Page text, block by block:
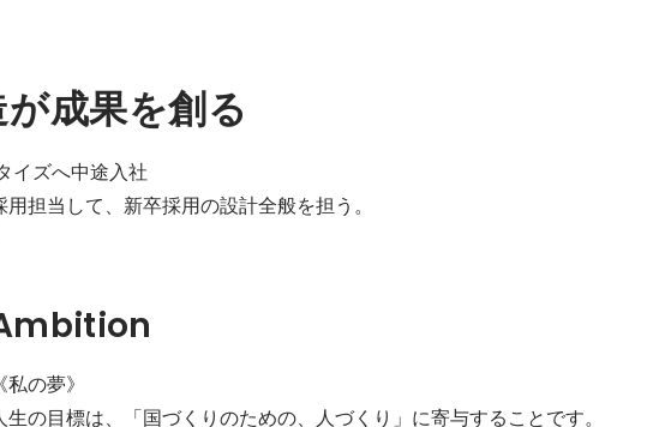
成果を創る
イズへ中途入社
用担当して、新卒採用の設計全般を担う。
《私の夢》
生の目標は、「国づくりのための、人づくり」に寄与することです。